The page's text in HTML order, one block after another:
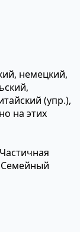
немецкий,
(упр.),
на этих
Частичная
Семейный